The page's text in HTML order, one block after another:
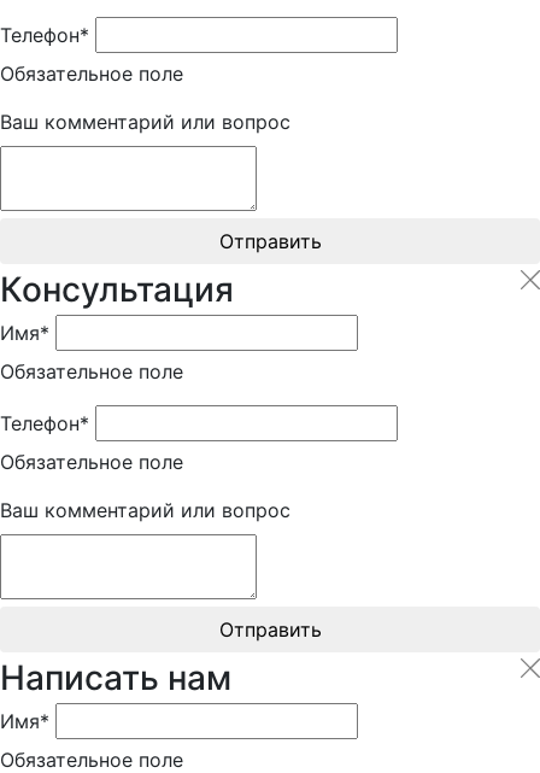
Телефон*
Обязательное поле
Ваш комментарий или вопрос
Отправить
Консультация
Имя*
Обязательное поле
Телефон*
Обязательное поле
Ваш комментарий или вопрос
Отправить
Написать нам
Имя*
Обязательное поле